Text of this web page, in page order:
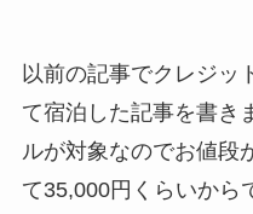
以前の記事でクレジッ
て宿泊した記事を書き
ルが対象なのでお値段
て35,000円くらいから